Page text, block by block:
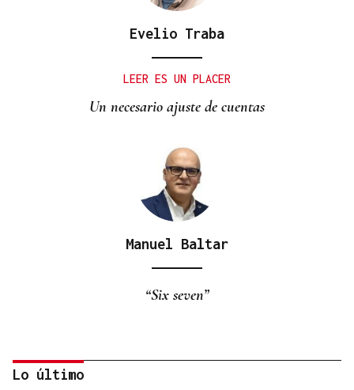
Evelio Traba
LEER ES UN PLACER
Un necesario ajuste de cuentas
Manuel Baltar
“Six seven”
Lo último